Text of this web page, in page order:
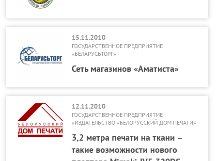
15.11.2010
ГОСУДАРСТВЕННОЕ ПРЕДПРИЯТИЕ
«БЕЛАРУСЬТОРГ»
Сеть магазинов «Аматиста»
12.11.2010
ГОСУДАРСТВЕННОЕ ПРЕДПРИЯТИЕ
«ИЗДАТЕЛЬСТВО «БЕЛОРУССКИЙ ДОМ ПЕЧАТИ»
3,2 метра печати на ткани –
такие возможности нового